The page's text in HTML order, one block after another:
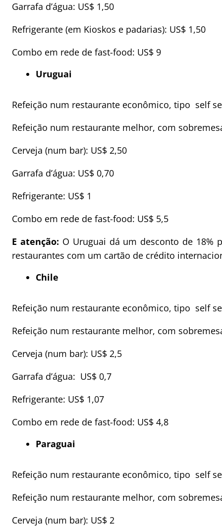
Garrafa d’água: US$ 1,50
Refrigerante (em Kioskos e padarias): US$ 1,50
Combo em rede de fast-food: US$ 9
Uruguai
Refeição num restaurante econômico, tipo self
Refeição num restaurante melhor, com
Cerveja (num bar): US$ 2,50
Garrafa d’água: US$ 0,70
Refrigerante: US$ 1
Combo em rede de fast-food: US$ 5,5
E atenção: O Uruguai dá um desconto de 18%
restaurantes com um cartão de crédito
Chile
Refeição num restaurante econômico, tipo self
Refeição num restaurante melhor, com
Cerveja (num bar): US$ 2,5
Garrafa d’água: US$ 0,7
Refrigerante: US$ 1,07
Combo em rede de fast-food: US$ 4,8
Paraguai
Refeição num restaurante econômico, tipo self
Refeição num restaurante melhor, com
Cerveja (num bar): US$ 2